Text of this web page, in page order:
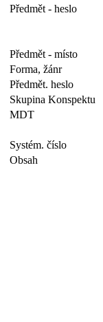
Předmět - heslo
Předmět - místo
Forma, žánr
Předmět. heslo
Skupina Konspektu
MDT
Systém. číslo
Obsah